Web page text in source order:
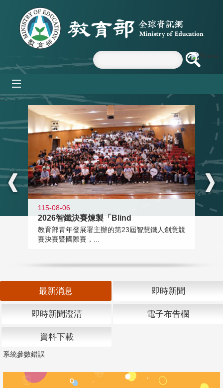
跳到主要內容區塊
:::
115-08-06
2026智鐵決賽煉製「Blind
教育部青年發展署主辦的第23屆智慧鐵人創意競
賽決賽暨國際賽，...
最新消息 即時新聞
即時新聞澄清 電子布告欄
資料下載
系統參數錯誤